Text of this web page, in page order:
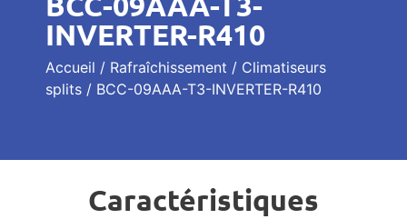
INVERTER-R410
Accueil / Rafraîchissement / Climatiseurs
splits / BCC-09AAA-T3-INVERTER-R410
Caractéristiques